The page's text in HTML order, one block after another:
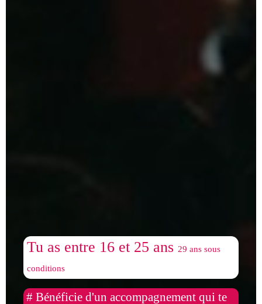
Tu as entre 16 et 25 ans 29 ans sous
conditions
# Bénéficie d'un accompagnement qui te